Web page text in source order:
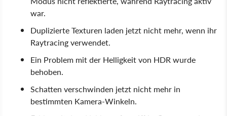
war.
Duplizierte Texturen laden jetzt nicht mehr, wenn ihr
Raytracing verwendet.
Ein Problem mit der Helligkeit von HDR wurde
behoben.
Schatten verschwinden jetzt nicht mehr in
bestimmten Kamera-Winkeln.